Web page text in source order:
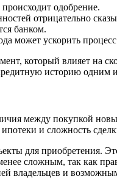
одобрение.
отрицательно
банком.
может ускорить
который влияет на
историю
между покупкой
и сложность
для приобретения.
сложным, так как
владельцев и